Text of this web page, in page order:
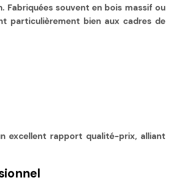
Fabriquées souvent en bois massif ou
particulièrement bien aux cadres de
excellent rapport qualité-prix, alliant